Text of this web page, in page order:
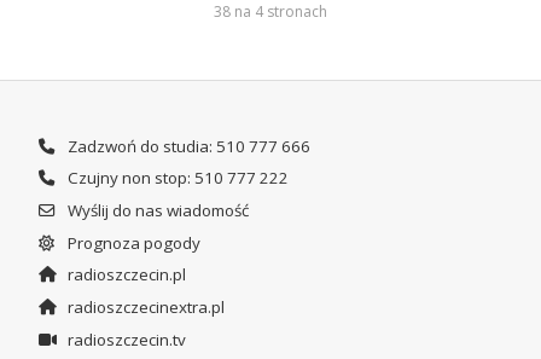
38 na 4 stronach
Zadzwoń do studia: 510 777 666
Czujny non stop: 510 777 222
Wyślij do nas wiadomość
Prognoza pogody
radioszczecin.pl
radioszczecinextra.pl
radioszczecin.tv